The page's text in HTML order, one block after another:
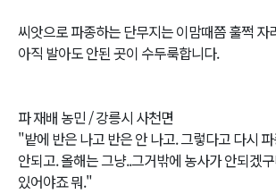
씨앗으로 파종하는 단무지는 이맘때쯤 훌쩍 자
아직 발아도 안된 곳이 수두룩합니다.
파 재배 농민 / 강릉시 사천면
"밭에 반은 나고 반은 안 나고. 그렇다고 다시
안되고. 올해는 그냥..그거밖에 농사가 안되겠
있어야죠 뭐."